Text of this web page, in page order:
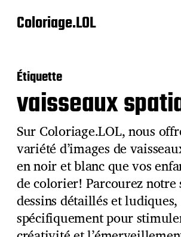
Coloriage.LOL
Étiquette
vaisseaux
Sur Coloriage.LOL, nous
variété d’images de
en noir et blanc que vos
de colorier! Parcourez notre
dessins détaillés et ludiques,
spécifiquement pour